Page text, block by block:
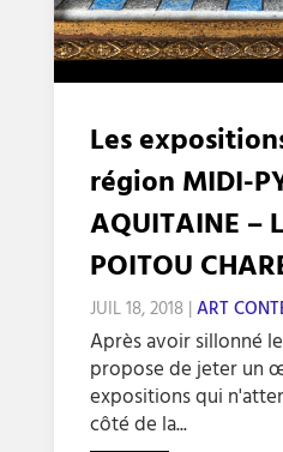
Les
région MIDI-
AQUITAINE –
POITOU
JUIL 18, 2018 |ART
Après avoir sillonné
propose de jeter un
expositions qui
côté de la...